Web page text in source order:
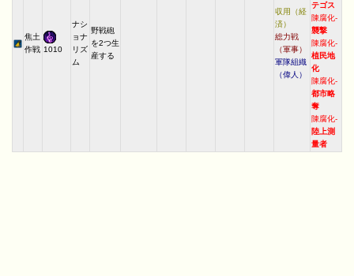
焦土
作戦 1010
ナシ
ョナ
リズ
ム
野戦砲
を2つ生
産する
収用（経
済）
総力戦
（軍事）
軍隊組織
（偉人）
テゴス
陳腐化-
襲撃
陳腐化-
植民地
化
陳腐化-
都市略
奪
陳腐化-
陸上測
量者